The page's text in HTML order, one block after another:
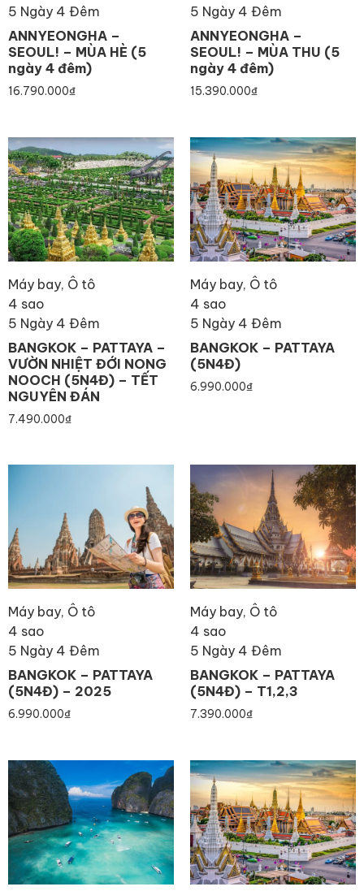
5 Ngày 4 Đêm
ANNYEONGHA –
SEOUL! – MÙA HÈ (5
ngày 4 đêm)
16.790.000₫
5 Ngày 4 Đêm
ANNYEONGHA –
SEOUL! – MÙA THU (5
ngày 4 đêm)
15.390.000₫
Máy bay, Ô tô
4 sao
5 Ngày 4 Đêm
BANGKOK – PATTAYA –
VƯỜN NHIỆT ĐỚI NONG
NOOCH (5N4Đ) – TẾT
NGUYÊN ĐÁN
7.490.000₫
Máy bay, Ô tô
4 sao
5 Ngày 4 Đêm
BANGKOK – PATTAYA
(5N4Đ)
6.990.000₫
Máy bay, Ô tô
4 sao
5 Ngày 4 Đêm
BANGKOK – PATTAYA
(5N4Đ) – 2025
6.990.000₫
Máy bay, Ô tô
4 sao
5 Ngày 4 Đêm
BANGKOK – PATTAYA
(5N4Đ) – T1,2,3
7.390.000₫